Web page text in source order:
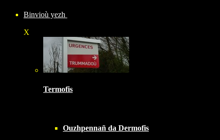
Binvioù yezh
X
Termofis
Ouzhpennañ da Dermofis